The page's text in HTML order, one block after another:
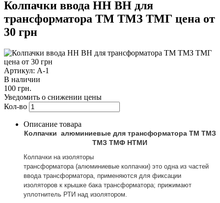
Колпачки ввода НН ВН для
трансформатора ТМ ТМЗ ТМГ цена от
30 грн
Артикул: А-1
В наличии
100 грн.
Уведомить о снижении цены
Кол-во
Описание товара
Колпачки алюминиевые для трансформатора ТМ ТМЗ
ТМЗ ТМФ НТМИ
Колпачки на изоляторы
трансформатора (алюминиевые колпачки) это одна из частей
ввода трансформатора, применяются для фиксации
изоляторов к крышке бака трансформатора; прижимают
уплотнитель РТИ над изолятором.